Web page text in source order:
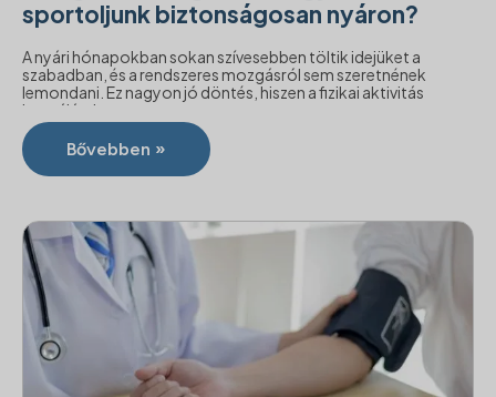
sportoljunk biztonságosan nyáron?
A nyári hónapokban sokan szívesebben töltik idejüket a
szabadban, és a rendszeres mozgásról sem szeretnének
lemondani. Ez nagyon jó döntés, hiszen a fizikai aktivitás
hozzájárul a ...
Bővebben »